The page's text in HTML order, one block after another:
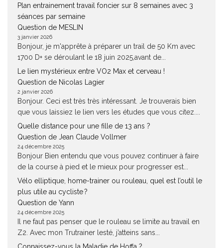
Plan entrainement travail foncier sur 8 semaines avec 3
séances par semaine
Question de MESLIN
3 janvier 2026
Bonjour, je m'apprête à préparer un trail de 50 Km avec
1700 D+ se déroulant le 18 juin 2025,avant de...
Le lien mystérieux entre VO2 Max et cerveau !
Question de Nicolas Lagier
2 janvier 2026
Bonjour. Ceci est très très intéressant. Je trouverais bien
que vous laissiez le lien vers les études que vous citez....
Quelle distance pour une fille de 13 ans ?
Question de Jean Claude Vollmer
24 décembre 2025
Bonjour Bien entendu que vous pouvez continuer à faire
de la course à pied et le mieux pour progresser est...
Vélo elliptique, home-trainer ou rouleau, quel est l’outil le
plus utile au cycliste ?
Question de Yann
24 décembre 2025
Il ne faut pas penser que le rouleau se limite au travail en
Z2. Avec mon Trutrainer lesté, j’atteins sans...